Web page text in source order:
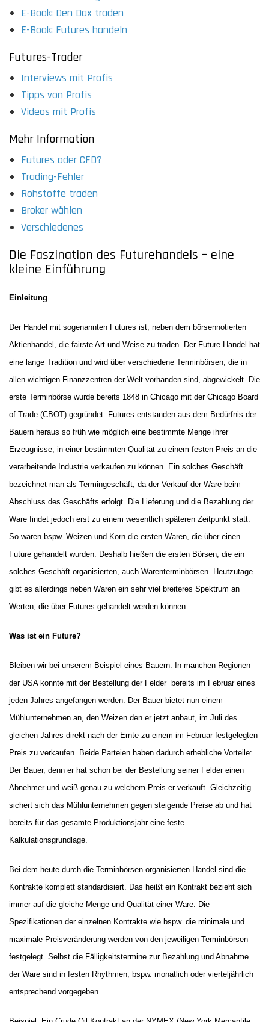
E-Book: Den Dax traden
E-Book: Futures handeln
Futures-Trader
Interviews mit Profis
Tipps von Profis
Videos mit Profis
Mehr Information
Futures oder CFD?
Trading-Fehler
Rohstoffe traden
Broker wählen
Verschiedenes
Die Faszination des Futurehandels – eine
kleine Einführung
Einleitung
Der Handel mit sogenannten Futures ist, neben dem börsennotierten
Aktienhandel, die fairste Art und Weise zu traden. Der Future Handel hat
eine lange Tradition und wird über verschiedene Terminbörsen, die in
allen wichtigen Finanzzentren der Welt vorhanden sind, abgewickelt. Die
erste Terminbörse wurde bereits 1848 in Chicago mit der Chicago Board
of Trade (CBOT) gegründet. Futures entstanden aus dem Bedürfnis der
Bauern heraus so früh wie möglich eine bestimmte Menge ihrer
Erzeugnisse, in einer bestimmten Qualität zu einem festen Preis an die
verarbeitende Industrie verkaufen zu können. Ein solches Geschäft
bezeichnet man als Termingeschäft, da der Verkauf der Ware beim
Abschluss des Geschäfts erfolgt. Die Lieferung und die Bezahlung der
Ware findet jedoch erst zu einem wesentlich späteren Zeitpunkt statt.
So waren bspw. Weizen und Korn die ersten Waren, die über einen
Future gehandelt wurden. Deshalb hießen die ersten Börsen, die ein
solches Geschäft organisierten, auch Warenterminbörsen. Heutzutage
gibt es allerdings neben Waren ein sehr viel breiteres Spektrum an
Werten, die über Futures gehandelt werden können.
Was ist ein Future?
Bleiben wir bei unserem Beispiel eines Bauern. In manchen Regionen
der USA konnte mit der Bestellung der Felder
bereits im Februar eines
jeden Jahres angefangen werden. Der Bauer bietet nun einem
Mühlunternehmen an, den Weizen den er jetzt anbaut, im Juli des
gleichen Jahres direkt nach der Ernte zu einem im Februar festgelegten
Preis zu verkaufen. Beide Parteien haben dadurch erhebliche Vorteile:
Der Bauer, denn er hat schon bei der Bestellung seiner Felder einen
Abnehmer und weiß genau zu welchem Preis er verkauft. Gleichzeitig
sichert sich das Mühlunternehmen gegen steigende Preise ab und hat
bereits für das gesamte Produktionsjahr eine feste
Kalkulationsgrundlage.
Bei dem heute durch die Terminbörsen organisierten Handel sind die
Kontrakte komplett standardisiert. Das heißt ein Kontrakt bezieht sich
immer auf die gleiche Menge und Qualität einer Ware. Die
Spezifikationen der einzelnen Kontrakte wie bspw. die minimale und
maximale Preisveränderung werden von den jeweiligen Terminbörsen
festgelegt. Selbst die Fälligkeitstermine zur Bezahlung und Abnahme
der Ware sind in festen Rhythmen, bspw. monatlich oder vierteljährlich
entsprechend vorgegeben.